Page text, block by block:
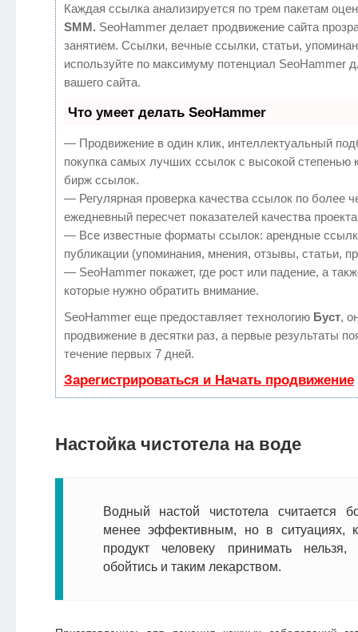
Каждая ссылка анализируется по трем пакетам
SMM. SeoHammer делает продвижение сайта
занятием. Ссылки, вечные ссылки, статьи,
используйте по максимуму потенциал SeoHammer
вашего сайта.
Что умеет делать SeoHammer
— Продвижение в один клик, интеллектуальный
покупка самых лучших ссылок с высокой степенью
бирж ссылок.
— Регулярная проверка качества ссылок по более
ежедневный пересчет показателей качества
— Все известные форматы ссылок: арендные
публикации (упоминания, мнения, отзывы, статьи,
— SeoHammer покажет, где рост или падение, а
которые нужно обратить внимание.
SeoHammer еще предоставляет технологию Буст,
продвижение в десятки раз, а первые результаты
течение первых 7 дней.
Зарегистрироваться и Начать продвижение
Настойка чистотела на воде
Водный настой чистотела считается
менее эффективным, но в ситуациях,
продукт человеку принимать
обойтись и таким лекарством.